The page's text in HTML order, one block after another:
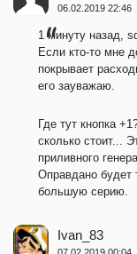
06.02.2019 22:46
1 минуту назад,
Если кто-то мне
покрывает
его зауважаю.
Где тут кнопка
сколько стоит...
приливного
Оправдано будет
большую серию.
Ivan_83